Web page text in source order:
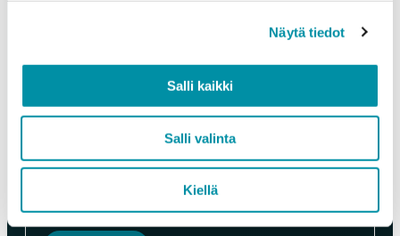
Näytä tiedot
Salli kaikki
Salli valinta
Kiellä
EN AW-6082 (min. 500kg)